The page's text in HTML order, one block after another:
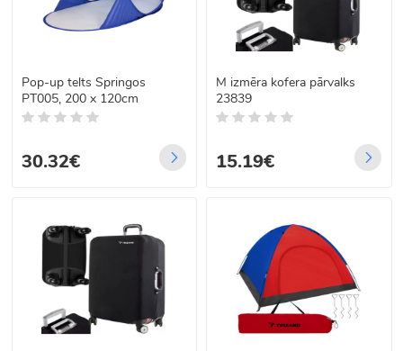
Pop-up telts Springos
PT005, 200 x 120cm
30.32€
M izmēra kofera pārvalks
23839
15.19€